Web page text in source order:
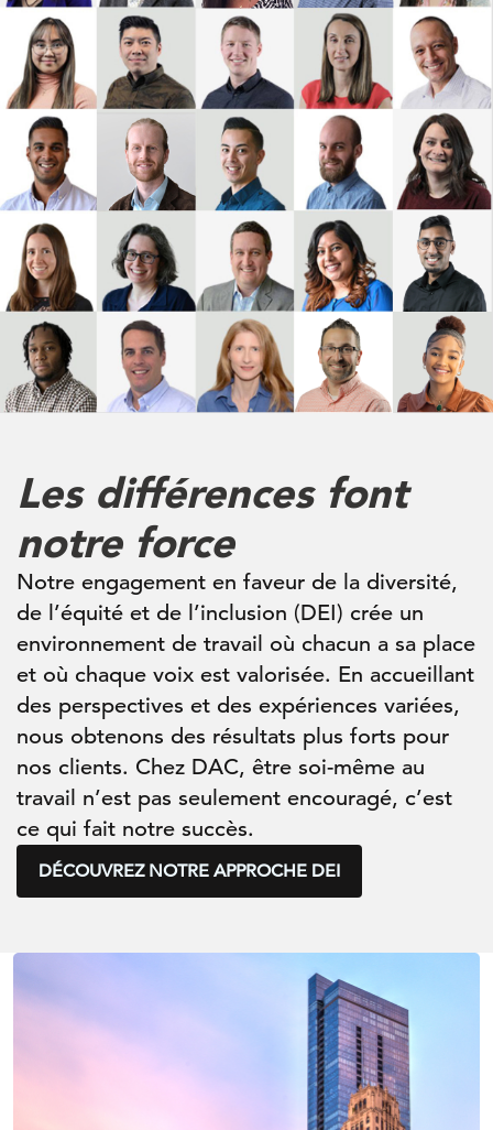
Les différences font
notre force
Notre engagement en faveur de la diversité,
de l’équité et de l’inclusion (DEI) crée un
environnement de travail où chacun a sa place
et où chaque voix est valorisée. En accueillant
des perspectives et des expériences variées,
nous obtenons des résultats plus forts pour
nos clients. Chez DAC, être soi-même au
travail n’est pas seulement encouragé, c’est
ce qui fait notre succès.
DÉCOUVREZ NOTRE APPROCHE DEI